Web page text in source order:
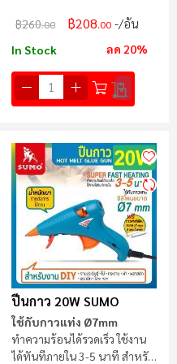
฿260.00 ฿208.00 /อัน
In Stock ลด 20%
ปืนกาว 20W SUMO
ใช้กับกาวแท่ง Ø7mm
ทำความร้อนได้รวดเร็ว ใช้งาน
ได้ทันทีภายใน 3-5 นาที สำหรับ